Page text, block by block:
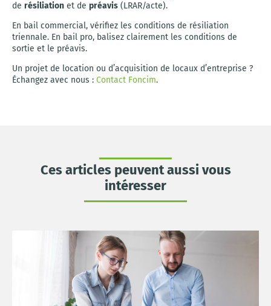
de résiliation et de préavis (LRAR/acte).
En bail commercial, vérifiez les conditions de résiliation
triennale. En bail pro, balisez clairement les conditions de
sortie et le préavis.
Un projet de location ou d’acquisition de locaux d’entreprise ?
Échangez avec nous : Contact Foncim.
Ces articles peuvent aussi vous
intéresser